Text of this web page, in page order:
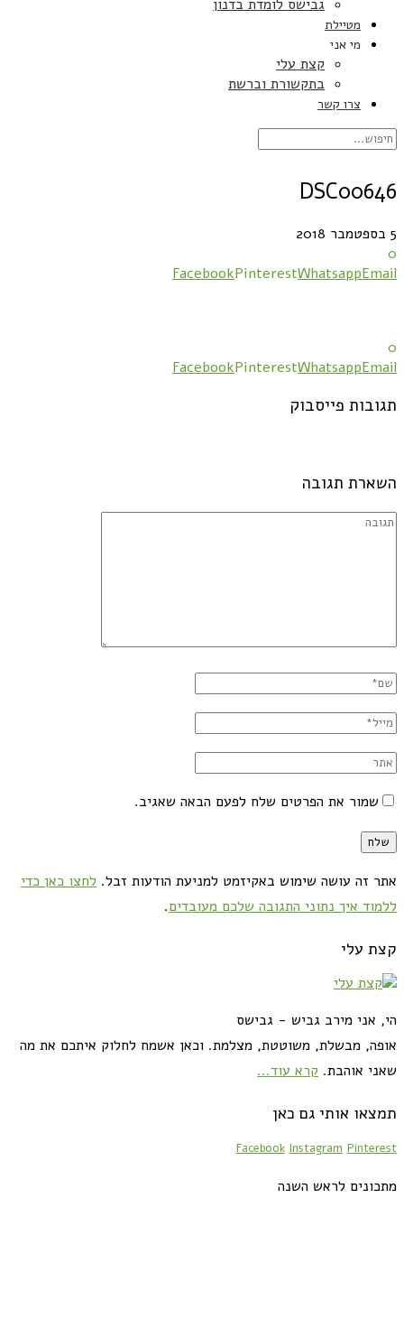
גבישס לומדת בדנון
מטיילת
מי אני
קצת עלי
בתקשורת וברשת
צרו קשר
DSC00646
5 בספטמבר 2018
0
FacebookPinterestWhatsappEmail
0
FacebookPinterestWhatsappEmail
תגובות פייסבוק
השארת תגובה
שמור את הפרטים שלח לפעם הבאה שאגיב.
אתר זה עושה שימוש באקיזמט למניעת הודעות זבל. לחצו כאן כדי
ללמוד איך נתוני התגובה שלכם מעובדים.
קצת עלי
הי, אני מירב גביש - גבישס
אופה, מבשלת, משוטטת, מצלמת. וכאן אשמח לחלוק איתכם את מה
שאני אוהבת. קרא עוד...
תמצאו אותי גם כאן
Facebook Instagram Pinterest
מתכונים לראש השנה